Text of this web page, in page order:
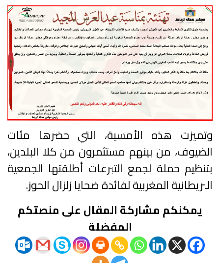
وتميزت هذه الأمسية، التي حضرها مئات
الضيوف، من بينهم مستثمرون من كلا البلدين،
بتنظيم حملة لجمع التبرعات أطلقتها الجمعية
البريطانية المغربية لفائدة ضحايا زلزال الحوز.
يمكنكم مشاركة المقال على منصتكم
المفضلة